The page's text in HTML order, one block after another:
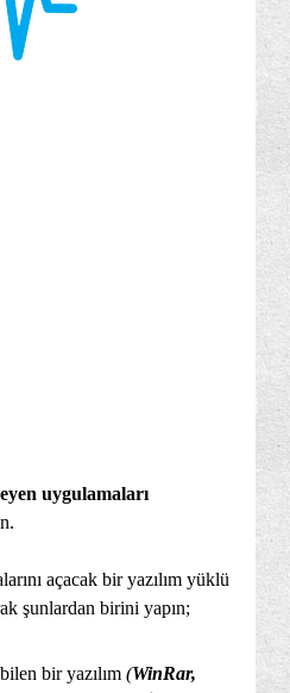
uygulamaları
açacak bir yazılım yüklü
şunlardan birini yapın;
bir yazılım (WinRar,